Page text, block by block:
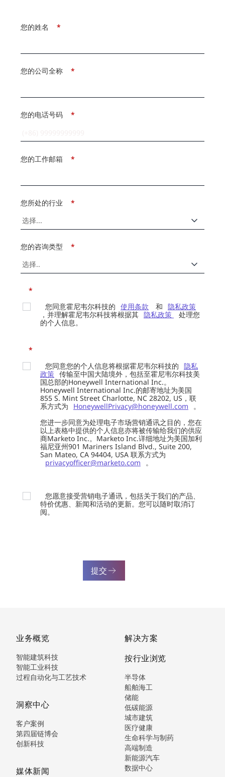
*
您的姓名
*
您的公司全称
*
您的电话号码
*
您的工作邮箱
*
您所处的行业
*
您的咨询类型
*
您同意霍尼韦尔科技的 使用条款 和 隐私政策
，并理解霍尼韦尔科技将根据其 隐私政策
处理您
的个人信息。
*
您同意您的个人信息将根据霍尼韦尔科技的 隐私
政策 传输至中国大陆境外，包括至霍尼韦尔科技美
国总部的Honeywell International Inc.。
Honeywell International Inc.的邮寄地址为美国
855 S. Mint Street Charlotte, NC 28202, US，联
系方式为
HoneywellPrivacy@honeywell.com
。
您进一步同意为处理电子市场营销通讯之目的，您在
以上表格中提供的个人信息亦将被传输给我们的供应
商Marketo Inc.。Marketo Inc.详细地址为美国加利
福尼亚州901 Mariners Island Blvd., Suite 200,
San Mateo, CA 94404, USA 联系方式为
privacyofficer@marketo.com
。
您愿意接受营销电子通讯，包括关于我们的产品、
特价优惠、新闻和活动的更新。您可以随时取消订
阅。
提交
业务概览
智能建筑科技
智能工业科技
过程自动化与工艺技术
洞察中心
客户案例
第四届链博会
创新科技
媒体新闻
解决方案
按行业浏览
半导体
船舶海工
储能
低碳能源
城市建筑
医疗健康
生命科学与制药
高端制造
新能源汽车
数据中心